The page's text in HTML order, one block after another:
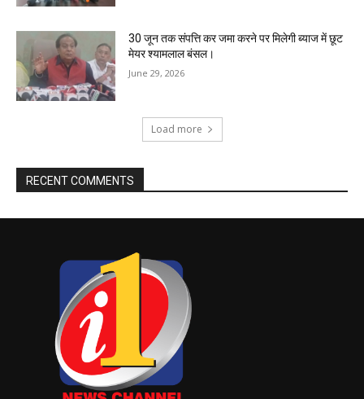
30 जून तक संपत्ति कर जमा करने पर मिलेगी ब्याज में छूट
मेयर श्यामलाल बंसल।
June 29, 2026
Load more
RECENT COMMENTS